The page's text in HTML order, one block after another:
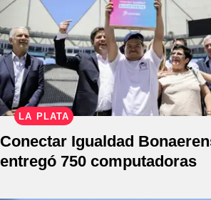
LA PLATA
Conectar Igualdad
entregó 750 computadoras